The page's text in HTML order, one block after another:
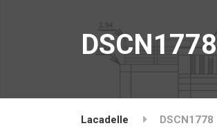
DSCN1778
Lacadelle DSCN1778